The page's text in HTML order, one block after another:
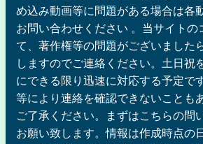
め込み動画等に問題がある場合は各
お問い合わせください 。当サイトの
て、著作権等の問題がございました
しますのでご連絡ください。土日祝
にできる限り迅速に対応する予定で
等により連絡を確認できないことも
ご了承ください。まずはこちらの問
お願い致します。情報は作成時点の